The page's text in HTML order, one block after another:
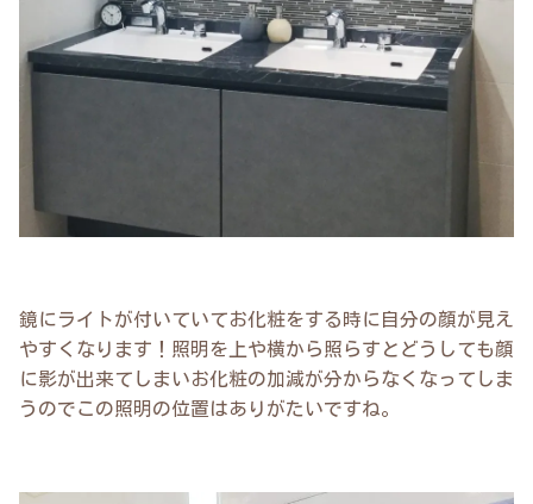
鏡にライトが付いていてお化粧をする時に自分の顔が見え
やすくなります！照明を上や横から照らすとどうしても顔
に影が出来てしまいお化粧の加減が分からなくなってしま
うのでこの照明の位置はありがたいですね。